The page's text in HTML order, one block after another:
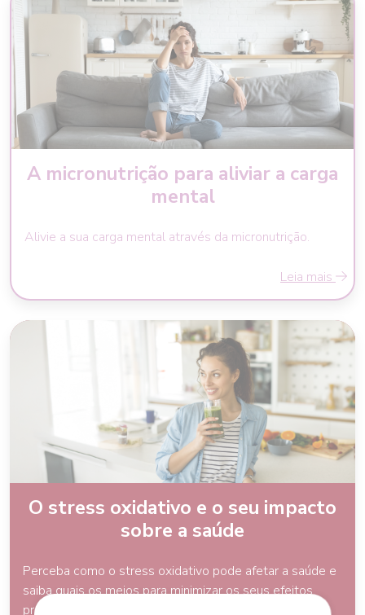
A micronutrição para aliviar a carga
mental
Alivie a sua carga mental através da micronutrição.
Leia mais
O stress oxidativo e o seu impacto
sobre a saúde
Perceba como o stress oxidativo pode afetar a saúde e
saiba quais os meios para minimizar os seus efeitos
prejudiciais.